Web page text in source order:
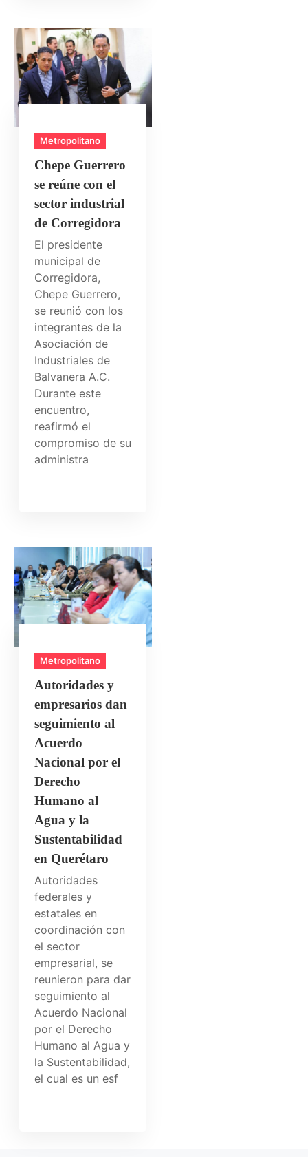
Metropolitano
Chepe Guerrero
se reúne con el
sector industrial
de Corregidora
El presidente
municipal de
Corregidora,
Chepe Guerrero,
se reunió con los
integrantes de la
Asociación de
Industriales de
Balvanera A.C.
Durante este
encuentro,
reafirmó el
compromiso de su
administra
Metropolitano
Autoridades y
empresarios dan
seguimiento al
Acuerdo
Nacional por el
Derecho
Humano al
Agua y la
Sustentabilidad
en Querétaro
Autoridades
federales y
estatales en
coordinación con
el sector
empresarial, se
reunieron para dar
seguimiento al
Acuerdo Nacional
por el Derecho
Humano al Agua y
la Sustentabilidad,
el cual es un esf